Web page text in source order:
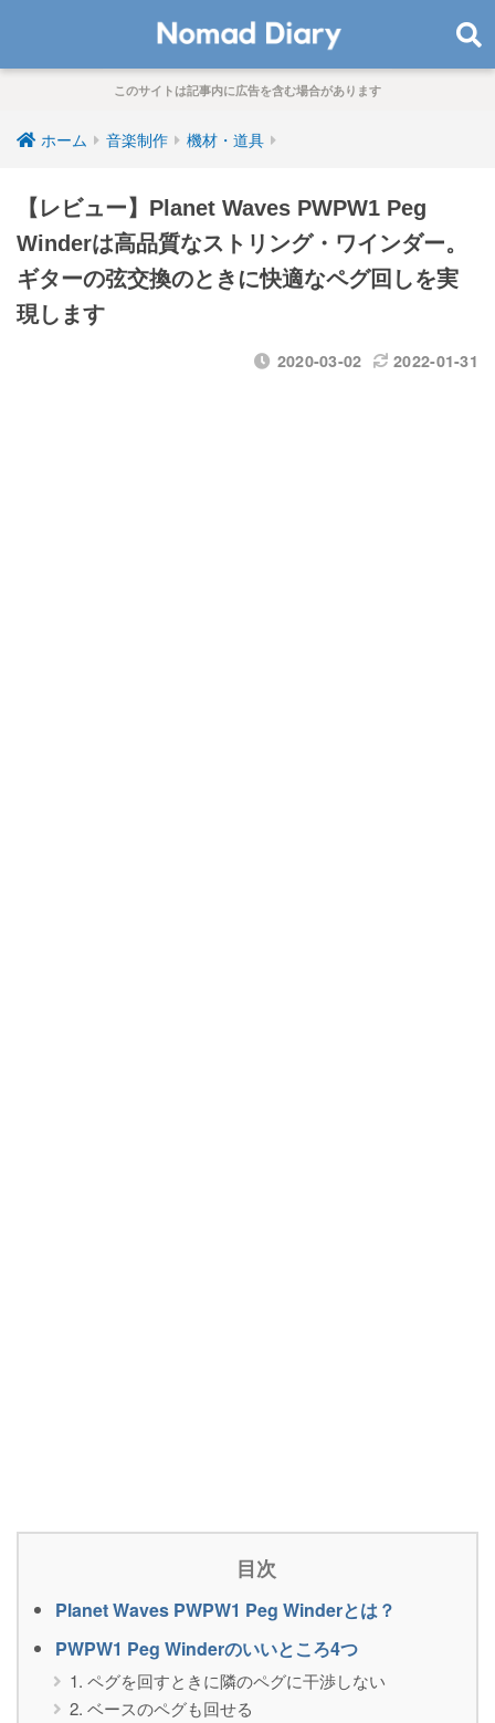
このサイトは記事内に広告を含む場合があります
ホーム 音楽制作 機材・道具
【レビュー】Planet Waves PWPW1 Peg
Winderは高品質なストリング・ワインダー。
ギターの弦交換のときに快適なペグ回しを実
現します
2020-03-02 2022-01-31
目次
Planet Waves PWPW1 Peg Winderとは？
PWPW1 Peg Winderのいいところ4つ
1. ペグを回すときに隣のペグに干渉しない
2. ベースのペグも回せる